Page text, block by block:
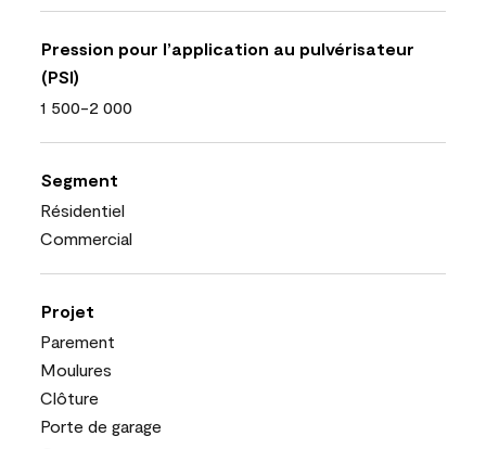
Pression pour l’application au pulvérisateur
(PSI)
1 500-2 000
Segment
Résidentiel
Commercial
Projet
Parement
Moulures
Clôture
Porte de garage